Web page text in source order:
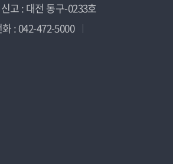
고 : 대전 동구-0233호
: 042-472-5000